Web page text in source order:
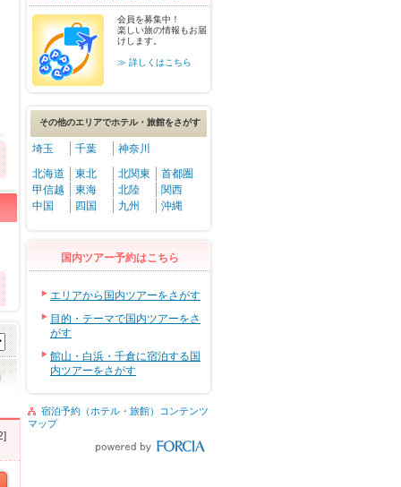
会員を募集中！
楽しい旅の情報もお届
けします。
≫ 詳しくはこちら
その他のエリアでホテル・旅館をさがす
埼玉 千葉
神奈川
北海道
東北 北関東
首都圏
甲信越
東海 北陸
関西
中国
四国 九州 沖縄
国内ツアー予約はこちら
エリアから国内ツアーをさがす
目的・テーマで国内ツアーをさ
がす
館山・白浜・千倉に宿泊する国
内ツアーをさがす
宿泊予約（ホテル・旅館）コンテンツ
マップ